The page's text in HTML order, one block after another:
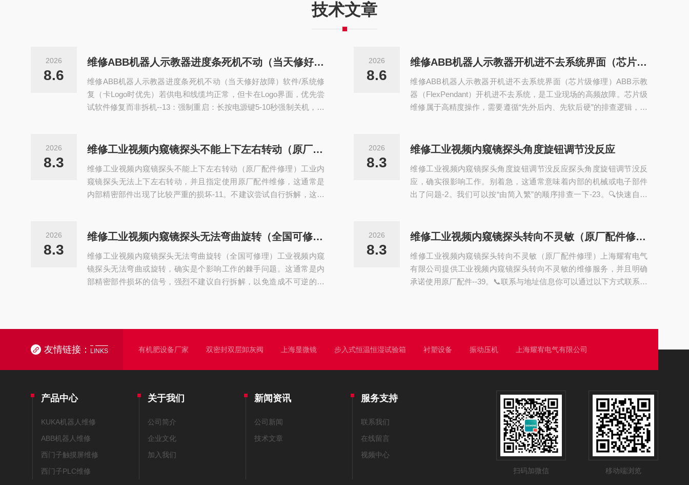
技术文章
2026
8.6
维修ABB机器人示教器进度条死机不动（当天修好故障）
维修ABB机器人示教器进度条死机不动（当天修好故障）软件/系统修
复（卡Logo时优先）若供电和线缆均正常，但卡在Logo界面，优先尝
试软件修复而非拆机--13：强制重启：长按电源键5-10秒强制关机，再
恢复出厂设置-13；重装系统：通过RobotStudio软件或专用系统安装U
全...
2026
8.6
维修ABB机器人示教器开机进不去系统界面（芯片级修理）
维修ABB机器人示教器开机进不去系统界面（芯片级修理）ABB示教
器（FlexPendant）开机进不去系统，是工业现场的高频故障。芯片级
维修属于高精度操作，需要遵循“先外后内、先软后硬”的排查逻辑，避
向-2-13：故障现象最可能原因按电源键无反应（无灯、无背光）供电
进入系统系统文件损坏/...
2026
8.3
维修工业视频内窥镜探头不能上下左右转动（原厂配件修理）
维修工业视频内窥镜探头不能上下左右转动（原厂配件修理）工业内
窥镜探头无法上下左右转动，并且指定使用原厂配件维修，这通常是
内部精密部件出现了比较严重的损坏-11。不建议尝试自行拆解，这极
同“症状”-1，常见原因和对应的专业维修方案如下：故障类别典型表现
感觉“空空的”-转动时有明显阻力、卡顿...
2026
8.3
维修工业视频内窥镜探头角度旋钮调节没反应
维修工业视频内窥镜探头角度旋钮调节没反应探头角度旋钮调节没反
应，确实很影响工作。别着急，这通常意味着内部的机械或电子部件
出了问题-2。我们可以按“由简入繁”的顺序排查一下-23。🔍快速自查
排除临时的系统或软件问题-8-23。然后检查探头与主机的接口是否插
检查：仔细查看探头插入管有无明...
2026
8.3
维修工业视频内窥镜探头无法弯曲旋转（全国可修理）
维修工业视频内窥镜探头无法弯曲旋转（全国可修理）工业视频内窥
镜探头无法弯曲或旋转，确实是个影响工作的棘手问题。这通常是内
部精密部件损坏的信号，强烈不建议自行拆解，以免造成不可逆的二
针脚氧化--3。清理后重新插紧再开机测试-...
2026
8.3
维修工业视频内窥镜探头转向不灵敏（原厂配件修理）
维修工业视频内窥镜探头转向不灵敏（原厂配件修理）上海耀宥电气
有限公司提供工业视频内窥镜探头转向不灵敏的维修服务，并且明确
承诺使用原厂配件--39。📞联系与地址信息你可以通过以下方式联系他
（如内部钢丝疲劳、关节油泥固化...
友情链接： LINKS 有机肥设备厂家 双密封双层卸灰阀 上海显微镜 步入式恒温恒湿试验箱 衬塑设备 振动压机 上海耀宥电气有限公司
产品中心
KUKA机器人维修
ABB机器人维修
西门子触摸屏维修
西门子PLC维修
关于我们
公司简介
企业文化
加入我们
新闻资讯
公司新闻
技术文章
服务支持
联系我们
在线留言
视频中心
扫码加微信
移动端浏览